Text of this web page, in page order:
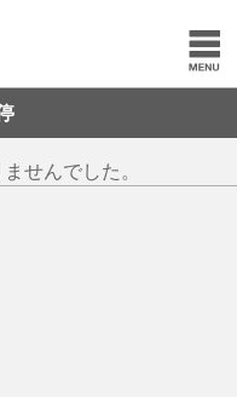
せんでした。